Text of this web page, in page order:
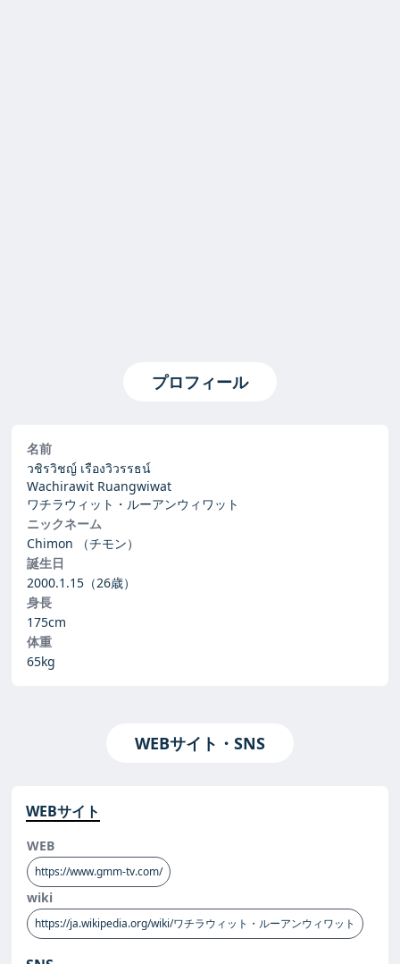
プロフィール
名前
วชิรวิชญ์ เรืองวิวรรธน์
Wachirawit Ruangwiwat
ワチラウィット・ルーアンウィワット
ニックネーム
Chimon
（チモン）
誕生日
2000.1.15 （26歳）
身長
175cm
体重
65kg
WEBサイト・SNS
WEBサイト
WEB
https://www.gmm-tv.com/
wiki
https://ja.wikipedia.org/wiki/ワチラウィット・ルーアンウィワット